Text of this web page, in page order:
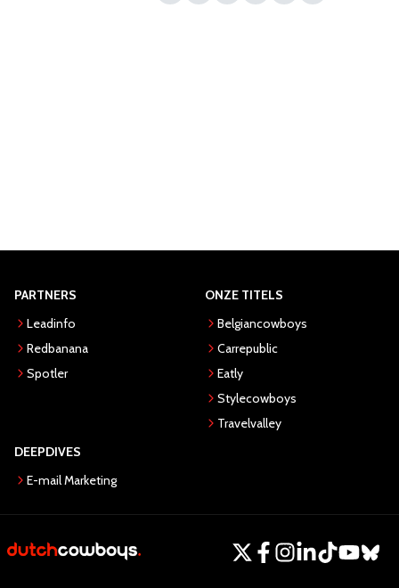
PARTNERS
Leadinfo
Redbanana
Spotler
ONZE TITELS
Belgiancowboys
Carrepublic
Eatly
Stylecowboys
Travelvalley
DEEPDIVES
E-mail Marketing